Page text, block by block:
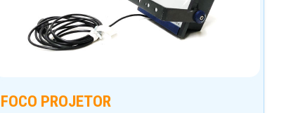
FOCO PROJETOR